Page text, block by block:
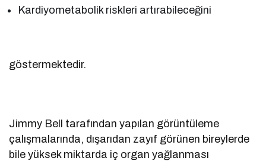
Kardiyometabolik riskleri artırabileceğini
göstermektedir.
Jimmy Bell tarafından yapılan görüntüleme
çalışmalarında, dışarıdan zayıf görünen bireylerde
bile yüksek miktarda iç organ yağlanması